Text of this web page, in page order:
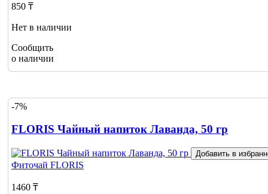
850 ₸
Нет в наличии
Сообщить
о наличии
-7%
FLORIS Чайный напиток Лаванда, 50 гр
Добавить в
Фиточай FLORIS
1460 ₸